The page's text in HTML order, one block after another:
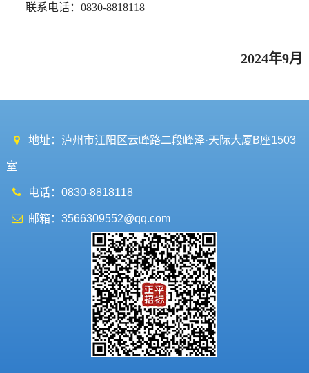
联系电话： 0830-8818118
2024年9月
地址：泸州市江阳区云峰路二段峰泽·天际大厦B座1503
室
电话：0830-8818118
邮箱：3566309552@qq.com